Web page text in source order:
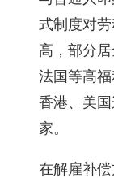
式制度对
高，部分
法国等高
香港、美
家。
在解雇补偿